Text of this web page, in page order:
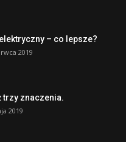
– co lepsze?
2019
trzy znaczenia.
2019